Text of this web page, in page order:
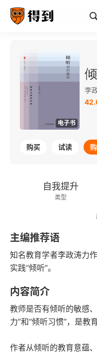
电子书
李
购买 试读
自我提升
类型
2017-07-01
发行日期
主编推荐语
知名教育学者李政涛力
实践“倾听”。
内容简介
教师是否有倾听的敏感
力”和“倾听习惯”，是教
作者从倾听的教育意蕴